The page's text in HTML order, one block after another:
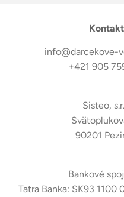
Kontakt
info@darcekove-
+421 905
Sisteo,
90201
Bankové
Tatra Banka: SK93